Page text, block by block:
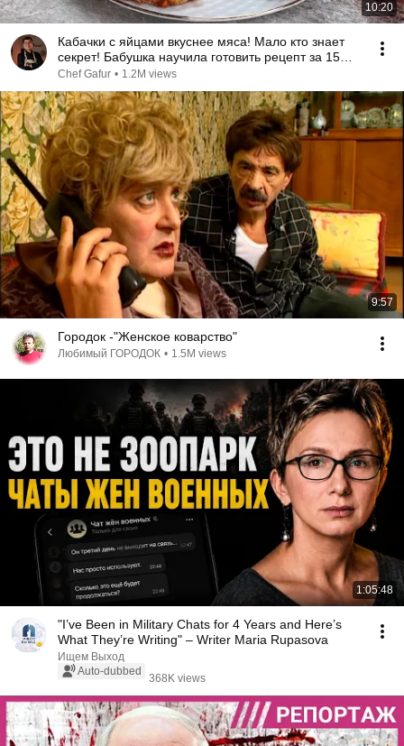
10:20
Кабачки с яйцами вкуснее мяса! Мало кто знает
секрет! Бабушка научила готовить рецепт за 15
минут
Chef Gafur • 1.2M views
9:57
Городок -"Женское коварство"
Любимый ГОРОДОК • 1.5M views
1:05:48
"I’ve Been in Military Chats for 4 Years and Here’s
What They’re Writing" – Writer Maria Rupasova
Ищем Выход
Auto-dubbed
368K views